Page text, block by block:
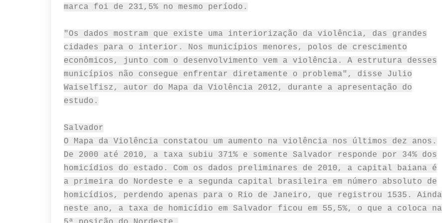
marca foi de 231,5% no mesmo período.
"Os dados mostram que existe uma interiorização da violência, das grandes
cidades para o interior. Nos municípios menores, polos de crescimento
econômicos, junto com o desenvolvimento vem a violência. A estrutura desses
municípios não consegue enfrentar diretamente o problema", disse Julio
Waiselfisz, autor do Mapa da Violência 2012, durante a apresentação do
estudo.
Salvador
O Mapa da Violência constatou um aumento na violência nos últimos dez anos.
De 2000 até 2010, a taxa subiu 371% e somente Salvador responde por 34% dos
homicídios do estado. Com os dados preliminares de 2010, a capital baiana é
a primeira do Nordeste e a segunda capital brasileira em número absoluto de
homicídios, perdendo apenas para o Rio de Janeiro, que registrou 1535. Ainda
neste ano, a taxa de homicídio em Salvador ficou em 55,5%, o que a coloca na